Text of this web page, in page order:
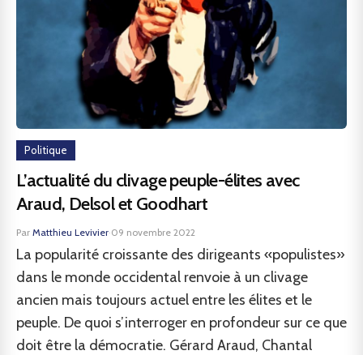
Politique
L’actualité du clivage peuple-élites avec
Araud, Delsol et Goodhart
Par Matthieu Levivier·09 novembre 2022
La popularité croissante des dirigeants «populistes»
dans le monde occidental renvoie à un clivage
ancien mais toujours actuel entre les élites et le
peuple. De quoi s’interroger en profondeur sur ce que
doit être la démocratie. Gérard Araud, Chantal